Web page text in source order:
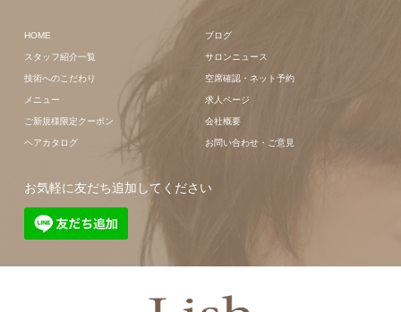
HOME
スタッフ紹介一覧
技術へのこだわり
メニュー
ご新規様限定クーポン
ヘアカタログ
ブログ
サロンニュース
空席確認・ネット予約
求人ページ
会社概要
お問い合わせ・ご意見
お気軽に友だち追加してください